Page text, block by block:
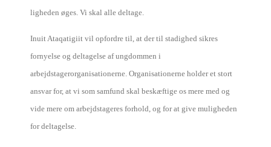
ligheden øges. Vi skal alle deltage.
Inuit Ataqatigiit vil opfordre til, at der til stadighed sikres
fornyelse og deltagelse af ungdommen i
arbejdstagerorganisationerne. Organisationerne holder et stort
ansvar for, at vi som samfund skal beskæftige os mere med og
vide mere om arbejdstageres forhold, og for at give muligheden
for deltagelse.